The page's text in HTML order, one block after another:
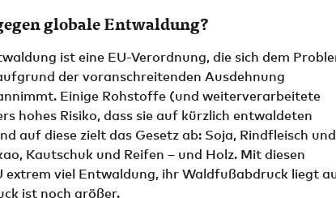
globale Entwaldung?
ist eine EU-Verordnung, die sich dem
der voranschreitenden Ausdehnung
Einige Rohstoffe (und weiterverarbeitete
hohes Risiko, dass sie auf kürzlich entwaldeten
auf diese zielt das Gesetz ab: Soja, Rindfleisch und
Kautschuk und Reifen – und Holz. Mit diesen
extrem viel Entwaldung, ihr Waldfußabdruck liegt
ist noch größer.